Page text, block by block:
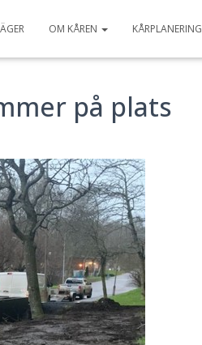
OM KÅREN KÅRPLANERING
på plats